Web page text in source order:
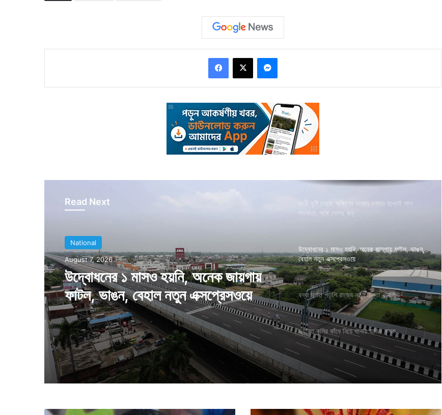
Read Next
National
August 7, 2026
উদ্বোধনের ১ মাসও হয়নি, অনেক জায়গায়
ফাটল, ভাঙন, বেহাল নতুন এক্সপ্রেসওয়ে
National
August 7, 2026
বন্যা দুর্গত পড়শি রাজ্যে নতুন চিন্তা ধানসিঁড়ি
ভারী বৃষ্টি চলবে, দক্ষিণের রাজ্যে বন্যার মধ্যেই লাল
সতর্কতা, সঙ্গে দোসর ঝড়
উদ্বোধনের ১ মাসও হয়নি, অনেক জায়গায় ফাটল, ভাঙন,
বেহাল নতুন এক্সপ্রেসওয়ে
বন্যা দুর্গত পড়শি রাজ্যে নতুন চিন্তা ধানসিঁড়ি
জ্যান্ত কুমির কাঁধে নিয়ে থানায় হাজির কৃষক